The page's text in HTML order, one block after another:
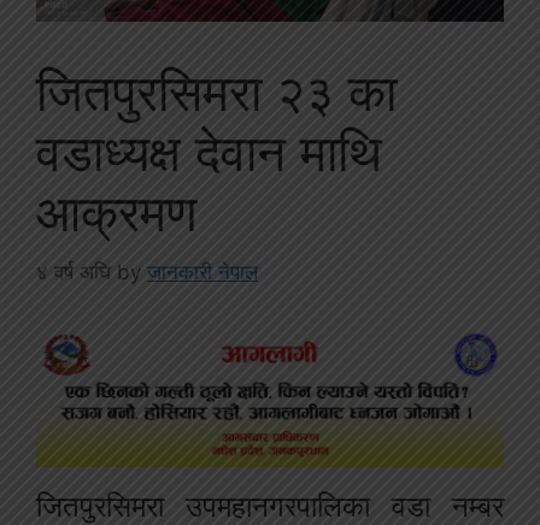
जितपुरसिमरा २३ का
वडाध्यक्ष देवान माथि
आक्रमण
४ वर्ष अघि by जानकारी नेपाल
जितपुरसिमरा उपमहानगरपालिका वडा नम्बर